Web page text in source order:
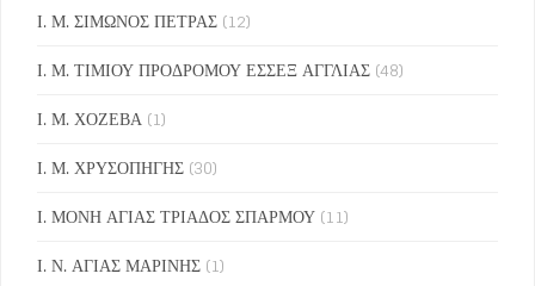
Ι. Μ. ΣΙΜΩΝΟΣ ΠΕΤΡΑΣ (12)
Ι. Μ. ΤΙΜΙΟΥ ΠΡΟΔΡΟΜΟΥ ΕΣΣΕΞ ΑΓΓΛΙΑΣ (48)
Ι. Μ. ΧΟΖΕΒΑ (1)
Ι. Μ. ΧΡΥΣΟΠΗΓΗΣ (30)
Ι. ΜΟΝΗ ΑΓΙΑΣ ΤΡΙΑΔΟΣ ΣΠΑΡΜΟΥ (11)
Ι. Ν. ΑΓΙΑΣ ΜΑΡΙΝΗΣ (1)